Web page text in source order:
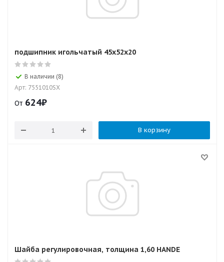
подшипник игольчатый 45x52x20
В наличии (8)
Арт: 7551010SX
От 624₽
В корзину
Шайба регулировочная, толщина 1,60 HANDE